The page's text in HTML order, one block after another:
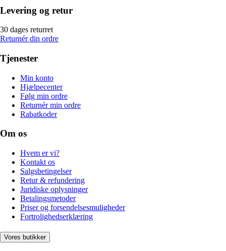
Levering og retur
30 dages returret
Returnér din ordre
Tjenester
Min konto
Hjælpecenter
Følg min ordre
Returnér min ordre
Rabatkoder
Om os
Hvem er vi?
Kontakt os
Salgsbetingelser
Retur & refundering
Juridiske oplysninger
Betalingsmetoder
Priser og forsendelsesmuligheder
Fortrolighedserklæring
Vores butikker